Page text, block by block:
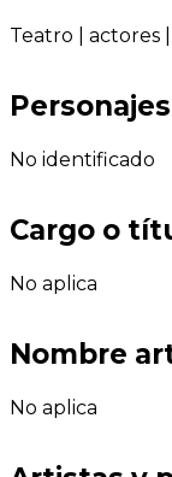
Teatro actores
Personajes
No identificado
Cargo o
No aplica
Nombre
No aplica